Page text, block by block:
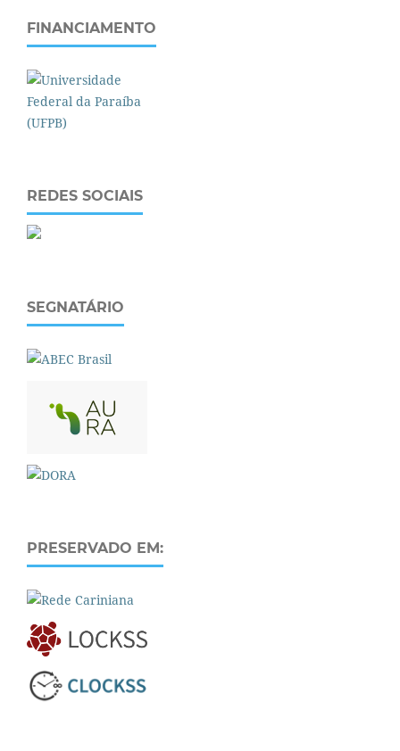
FINANCIAMENTO
REDES SOCIAIS
SEGNATÁRIO
PRESERVADO EM: